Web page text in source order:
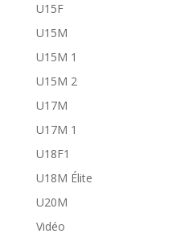
U15F
U15M
U15M 1
U15M 2
U17M
U17M 1
U18F1
U18M Élite
U20M
Vidéo